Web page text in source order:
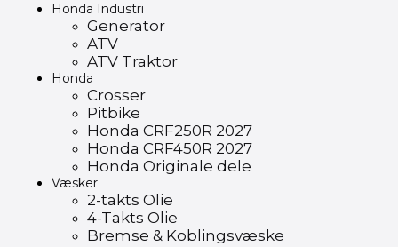
Honda Industri
Generator
ATV
ATV Traktor
Honda
Crosser
Pitbike
Honda CRF250R 2027
Honda CRF450R 2027
Honda Originale dele
Væsker
2-takts Olie
4-Takts Olie
Bremse & Koblingsvæske